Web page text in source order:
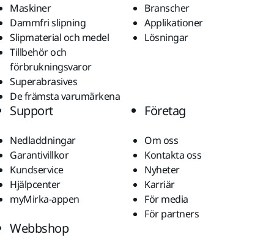
Maskiner
Dammfri slipning
Slipmaterial och medel
Tillbehör och
förbrukningsvaror
Superabrasives
De främsta varumärkena
Branscher
Applikationer
Lösningar
Support
Nedladdningar
Garantivillkor
Kundservice
Hjälpcenter
myMirka-appen
Företag
Om oss
Kontakta oss
Nyheter
Karriär
För media
För partners
Webbshop